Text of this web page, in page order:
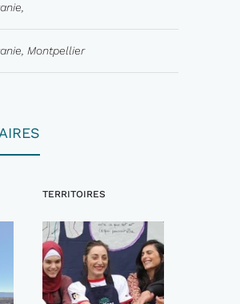
Montpellier
TERRITOIRES